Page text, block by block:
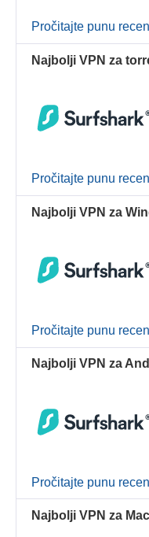
Pročitajte punu
Najbolji VPN za
Pročitajte punu
Najbolji VPN za
Pročitajte punu
Najbolji VPN za
Pročitajte punu
Najbolji VPN za Mac